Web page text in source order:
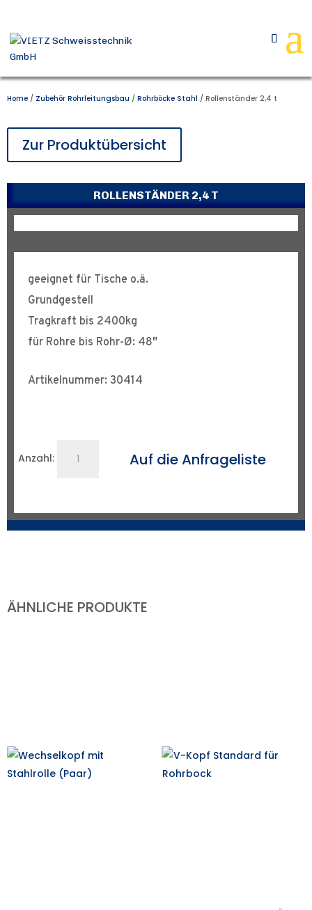
Home / Zubehör Rohrleitungsbau / Rohrböcke Stahl / Rollenständer 2,4 t
Zur Produktübersicht
ROLLENSTÄNDER 2,4 T
geeignet für Tische o.ä.
Grundgestell
Tragkraft bis 2400kg
für Rohre bis Rohr-Ø: 48″
Artikelnummer: 30414
Anzahl: Auf die Anfrageliste
ÄHNLICHE PRODUKTE